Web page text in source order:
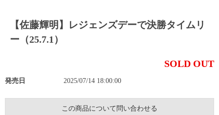
【佐藤輝明】レジェンズデーで決勝タイムリ
ー（25.7.1）
SOLD OUT
発売日 2025/07/14 18:00:00
この商品について問い合わせる